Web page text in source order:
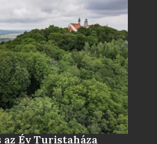
az Év Turistaháza